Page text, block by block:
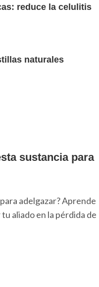
reduce la celulitis
naturales
sustancia para
adelgazar? Aprende
aliado en la pérdida de